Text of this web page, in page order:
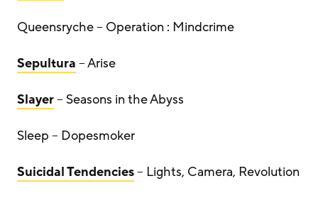
Queensryche – Operation : Mindcrime
Sepultura – Arise
Slayer– Seasons in the Abyss
Sleep – Dopesmoker
Suicidal Tendencies– Lights, Camera, Revolution